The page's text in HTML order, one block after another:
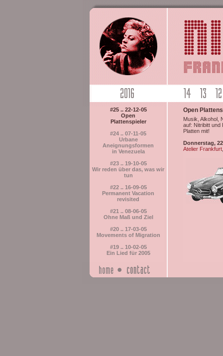
#25 .. 22-12-05
Open
Plattenspieler
#24 .. 07-11-05
Urbane
Aneignungsformen
in Venezuela
#23 .. 19-10-05
Wir reden über das, was wir
tun
#22 .. 16-09-05
Permanent Vacation
revisited
#21 .. 08-06-05
Ohne Maß und Ziel
#20 .. 17-03-05
Movements of Migration
#19 .. 10-02-05
Ein Lied für 2005
Open
Musik, Alkohol,
auf: Nitribitt und
Platten mit!
Donnerstag,
Atelier Frankfurt